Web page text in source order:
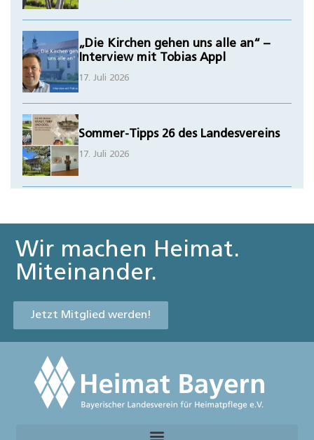
„Die Kirchen gehen uns alle an“ –
Interview mit Tobias Appl
17. Juli 2026
Sommer-Tipps 26 des Landesvereins
17. Juli 2026
Wir machen Heimat.
Miteinander.
Jetzt Mitglied werden!